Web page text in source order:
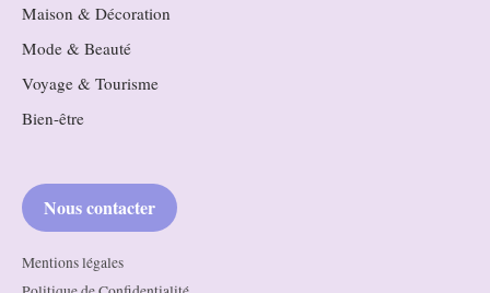
Maison & Décoration
Mode & Beauté
Voyage & Tourisme
Bien-être
Nous contacter
Mentions légales